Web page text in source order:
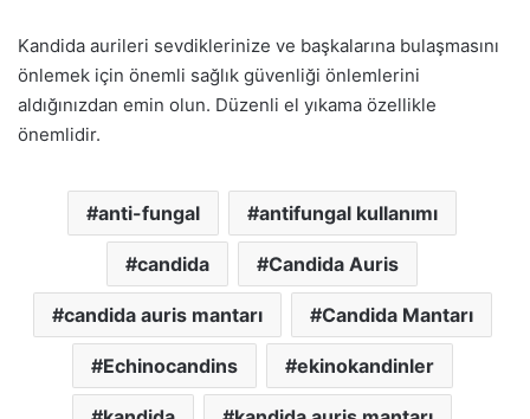
Kandida aurileri sevdiklerinize ve başkalarına bulaşmasını
önlemek için önemli sağlık güvenliği önlemlerini
aldığınızdan emin olun. Düzenli el yıkama özellikle
önemlidir.
anti-fungal antifungal kullanımı
candida Candida Auris
candida auris mantarı Candida Mantarı
Echinocandins ekinokandinler